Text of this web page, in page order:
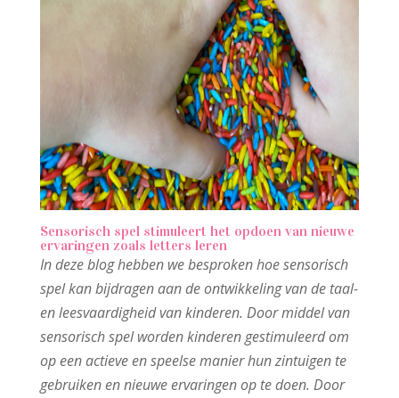
Sensorisch spel stimuleert het opdoen van nieuwe
ervaringen zoals letters leren
In deze blog hebben we besproken hoe sensorisch
spel kan bijdragen aan de ontwikkeling van de taal-
en leesvaardigheid van kinderen. Door middel van
sensorisch spel worden kinderen gestimuleerd om
op een actieve en speelse manier hun zintuigen te
gebruiken en nieuwe ervaringen op te doen. Door